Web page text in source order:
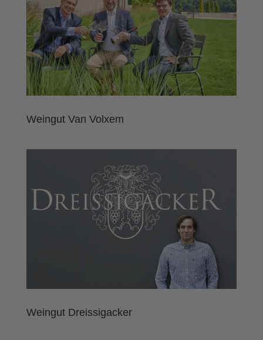
Weingut Van Volxem
Weingut Dreissigacker